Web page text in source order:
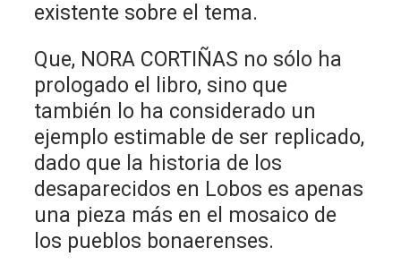
existente sobre el tema.
Que, NORA CORTIÑAS no sólo ha
prologado el libro, sino que
también lo ha considerado un
ejemplo estimable de ser replicado,
dado que la historia de los
desaparecidos en Lobos es apenas
una pieza más en el mosaico de
los pueblos bonaerenses.